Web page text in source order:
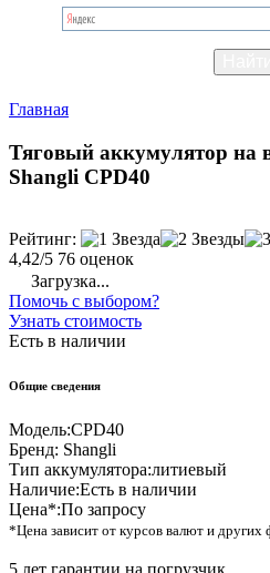
Главная
Тяговый аккумулятор на
Shangli CPD40
Рейтинг:
4,42/5 76 оценок
Загрузка...
Помочь с выбором?
Узнать стоимость
Есть в наличии
Общие сведения
Модель:CPD40
Бренд: Shangli
Тип аккумулятора:литиевый
Наличие:Есть в наличии
Цена*:По запросу
*Цена зависит от курсов валют и других